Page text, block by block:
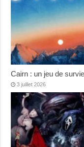
Cairn : un jeu de
3 juillet 2026